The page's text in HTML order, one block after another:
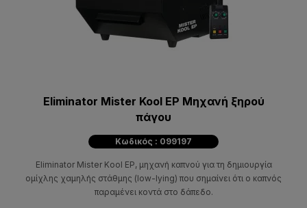
Eliminator Mister Kool EP Μηχανή ξηρού
πάγου
Κωδικός : 099197
Eliminator Mister Kool EP, μηχανή καπνού για τη δημιουργία
ομίχλης χαμηλής στάθμης (low-lying) που σημαίνει ότι o καπνός
παραμένει κοντά στο δάπεδο.